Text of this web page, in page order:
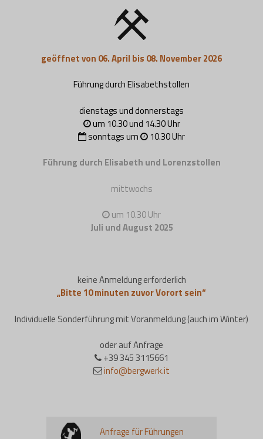
geöffnet von 06. April bis 08. November 2026
Führung durch Elisabethstollen
dienstags und donnerstags
um 10.30 und 14.30 Uhr
sonntags um
10.30 Uhr
Führung durch Elisabeth und Lorenzstollen
mittwochs
um 10.30 Uhr
Juli und August 2025
keine Anmeldung erforderlich
„Bitte 10 minuten zuvor Vorort sein“
Individuelle Sonderführung mit Voranmeldung (auch im Winter)
oder auf Anfrage
+39 345 3115661
info@bergwerk.it
Anfrage für Führungen